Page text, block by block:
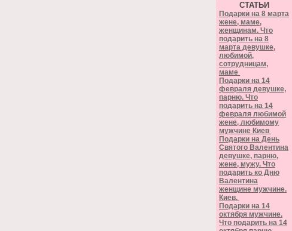
СТАТЬИ
Подарки на 8 марта
жене, маме,
женщинам. Что
подарить на 8
марта девушке,
любимой,
сотрудницам,
маме
Подарки на 14
февраля девушке,
парню. Что
подарить на 14
февраля любимой
жене, любимому
мужчине Киев
Подарки на День
Святого Валентина
девушке, парню,
жене, мужу. Что
подарить ко Дню
Валентина
женщине мужчине.
Киев.
Подарки на 14
октября мужчине.
Что подарить на 14